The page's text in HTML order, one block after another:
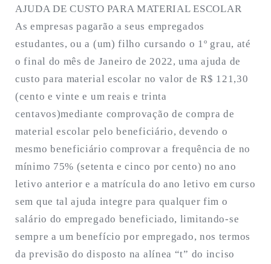
AJUDA DE CUSTO PARA MATERIAL ESCOLAR
As empresas pagarão a seus empregados
estudantes, ou a (um) filho cursando o 1º grau, até
o final do mês de Janeiro de 2022, uma ajuda de
custo para material escolar no valor de R$ 121,30
(cento e vinte e um reais e trinta
centavos)mediante comprovação de compra de
material escolar pelo beneficiário, devendo o
mesmo beneficiário comprovar a frequência de no
mínimo 75% (setenta e cinco por cento) no ano
letivo anterior e a matrícula do ano letivo em curso
sem que tal ajuda integre para qualquer fim o
salário do empregado beneficiado, limitando-se
sempre a um benefício por empregado, nos termos
da previsão do disposto na alínea “t” do inciso